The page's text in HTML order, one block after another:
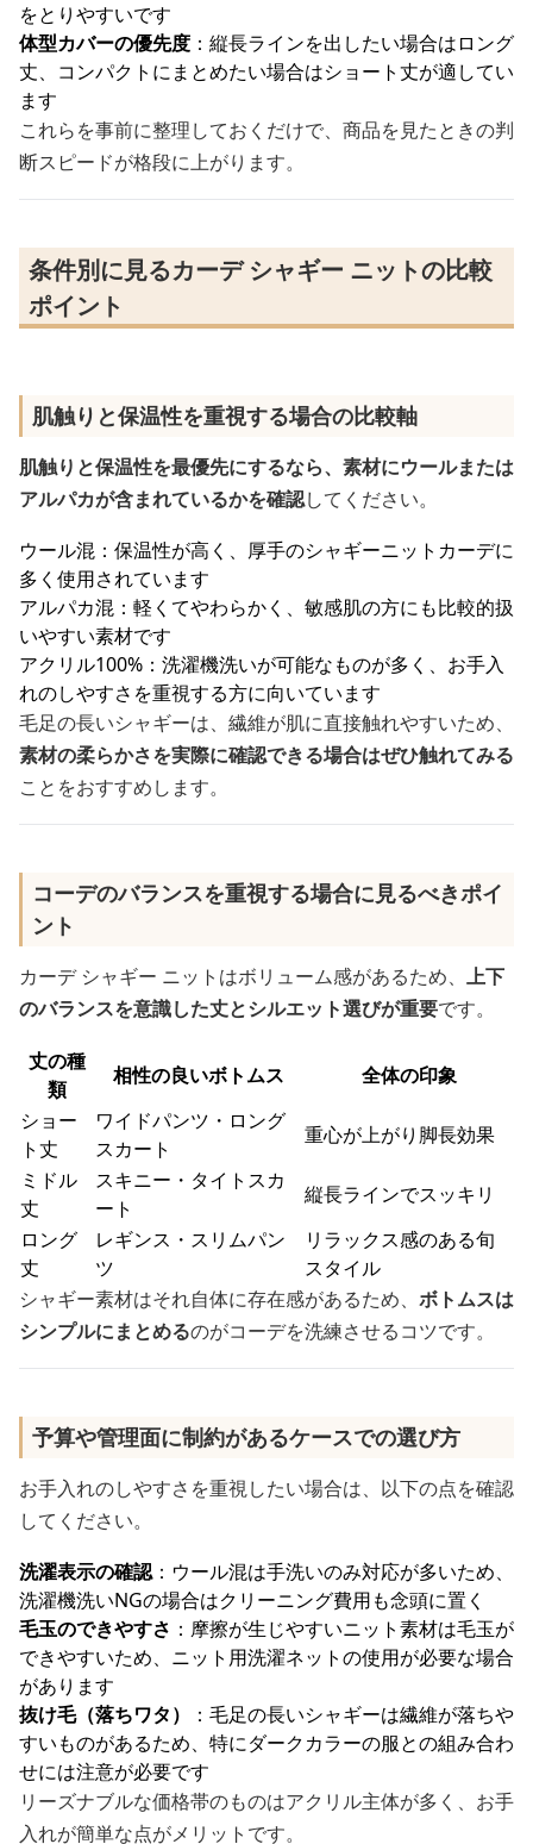
をとりやすいです
体型カバーの優先度 ：縦長ラインを出したい場合はロング
丈、コンパクトにまとめたい場合はショート丈が適してい
ます
これらを事前に整理しておくだけで、商品を見たときの判
断スピードが格段に上がります。
条件別に見るカーデ シャギー ニットの比較
ポイント
肌触りと保温性を重視する場合の比較軸
肌触りと保温性を最優先にするなら、素材にウールまたは
アルパカが含まれているかを確認してください。
ウール混：保温性が高く、厚手のシャギーニットカーデに
多く使用されています
アルパカ混：軽くてやわらかく、敏感肌の方にも比較的扱
いやすい素材です
アクリル100%：洗濯機洗いが可能なものが多く、お手入
れのしやすさを重視する方に向いています
毛足の長いシャギーは、繊維が肌に直接触れやすいため、
素材の柔らかさを実際に確認できる場合はぜひ触れてみる
ことをおすすめします。
コーデのバランスを重視する場合に見るべきポイ
ント
カーデ シャギー ニットはボリューム感があるため、 上下
のバランスを意識した丈とシルエット選びが重要です。
丈の種
類
相性の良いボトムス
全体の印象
ショー
ト丈
ワイドパンツ・ロング
スカート
重心が上がり脚長効果
ミドル
丈
スキニー・タイトスカ
ート
縦長ラインでスッキリ
ロング
丈
レギンス・スリムパン
ツ
リラックス感のある旬
スタイル
シャギー素材はそれ自体に存在感があるため、 ボトムスは
シンプルにまとめるのがコーデを洗練させるコツです。
予算や管理面に制約があるケースでの選び方
お手入れのしやすさを重視したい場合は、以下の点を確認
してください。
洗濯表示の確認：ウール混は手洗いのみ対応が多いため、
洗濯機洗いNGの場合はクリーニング費用も念頭に置く
毛玉のできやすさ ：摩擦が生じやすいニット素材は毛玉が
できやすいため、ニット用洗濯ネットの使用が必要な場合
があります
抜け毛（落ちワタ）
：毛足の長いシャギーは繊維が落ちや
すいものがあるため、特にダークカラーの服との組み合わ
せには注意が必要です
リーズナブルな価格帯のものはアクリル主体が多く、お手
入れが簡単な点がメリットです。